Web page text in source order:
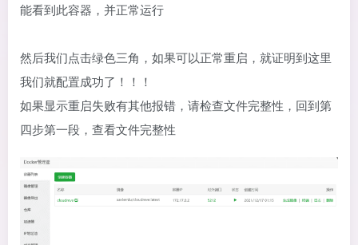
能看到此容器，并正常运行
然后我们点击绿色三角，如果可以正常重启，就证明到这里
我们就配置成功了！！！
如果显示重启失败有其他报错，请检查文件完整性，回到第
四步第一段，查看文件完整性